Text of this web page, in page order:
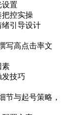
置
控实操
引导设计
写高点击率文
技巧
节与起号策略，